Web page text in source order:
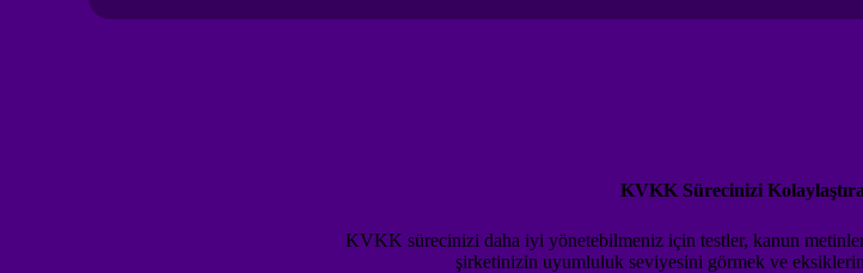
KVKK Sürecinizi
KVKK sürecinizi daha iyi yönetebilmeniz için testler, kanun
şirketinizin uyumluluk seviyesini görmek ve